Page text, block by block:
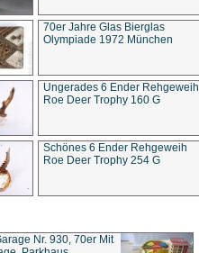
70er Jahre Glas Bierglas
Olympiade 1972 München
Ungerades 6 Ender Rehgeweih
Roe Deer Trophy 160 G
Schönes 6 Ender Rehgeweih
Roe Deer Trophy 254 G
Nr. 930, 70er Mit